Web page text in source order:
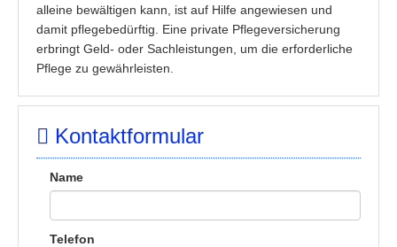
alleine bewältigen kann, ist auf Hilfe angewiesen und
damit pflegebedürftig. Eine private Pflegeversicherung
erbringt Geld- oder Sachleistungen, um die erforderliche
Pflege zu gewährleisten.
Kontaktformular
Name
Telefon